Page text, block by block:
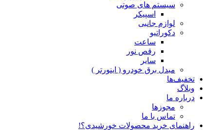
سیستم های صوتی
اسپیکر
لوازم جانبی
دکوراتیو
ساعت
رقص نور
سایر
مبدل برق خودرو ( اینورتر )
تخفیف‌ها
وبلاگ
درباره ما
مجوزها
تماس با ما
راهنمای خرید محصولات خورشیدی؟!